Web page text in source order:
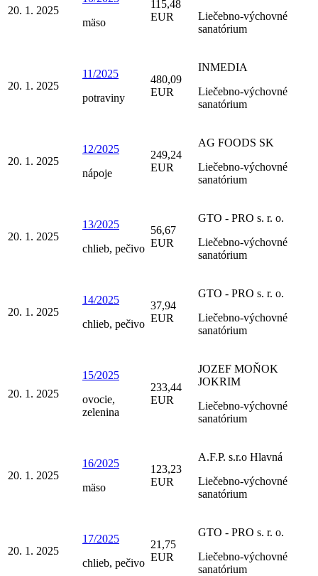
20. 1. 2025
mäso
115,48
EUR
Liečebno-výchovné
sanatórium
20. 1. 2025
11/2025
potraviny
480,09
EUR
INMEDIA
Liečebno-výchovné
sanatórium
20. 1. 2025
12/2025
nápoje
249,24
EUR
AG FOODS SK
Liečebno-výchovné
sanatórium
20. 1. 2025
13/2025
chlieb, pečivo
56,67
EUR
GTO - PRO s. r. o.
Liečebno-výchovné
sanatórium
20. 1. 2025
14/2025
chlieb, pečivo
37,94
EUR
GTO - PRO s. r. o.
Liečebno-výchovné
sanatórium
20. 1. 2025
15/2025
ovocie,
zelenina
233,44
EUR
JOZEF MOŇOK
JOKRIM
Liečebno-výchovné
sanatórium
20. 1. 2025
16/2025
mäso
123,23
EUR
A.F.P. s.r.o Hlavná
Liečebno-výchovné
sanatórium
20. 1. 2025
17/2025
chlieb, pečivo
21,75
EUR
GTO - PRO s. r. o.
Liečebno-výchovné
sanatórium